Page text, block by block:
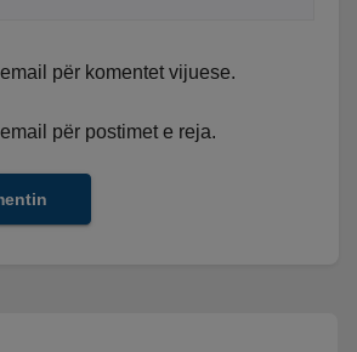
për komentet vijuese.
për postimet e reja.